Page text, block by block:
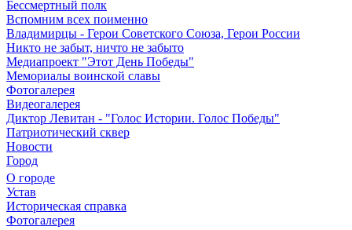
Бессмертный полк
Вспомним всех поименно
Владимирцы - Герои Советского Союза, Герои России
Никто не забыт, ничто не забыто
Медиапроект "Этот День Победы"
Мемориалы воинской славы
Фотогалерея
Видеогалерея
Диктор Левитан - "Голос Истории. Голос Победы"
Патриотический сквер
Новости
Город
О городе
Устав
Историческая справка
Фотогалерея